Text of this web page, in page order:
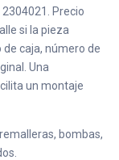
Precio
si la pieza
caja, número de
Una
un montaje
bombas,